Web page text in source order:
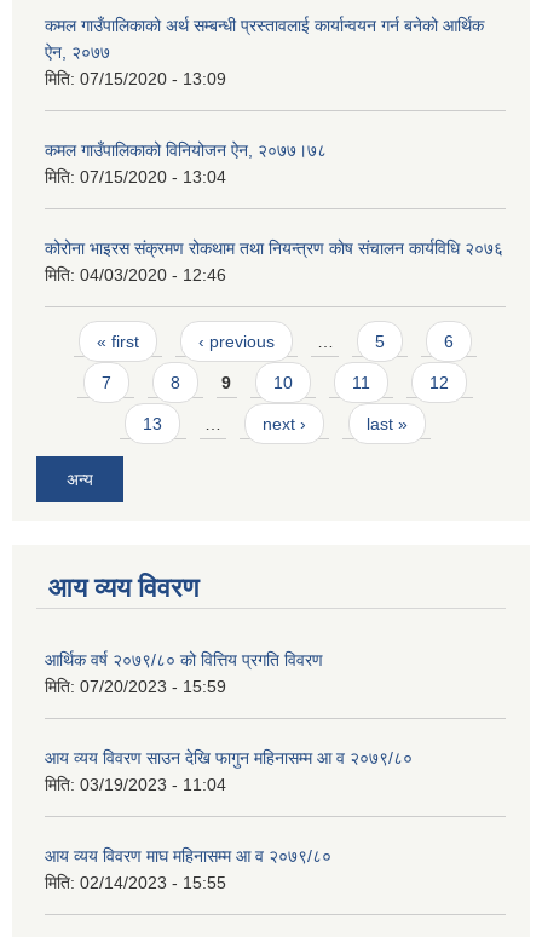
कमल गाउँपालिकाको अर्थ सम्बन्धी प्रस्तावलाई कार्यान्वयन गर्न बनेको आर्थिक
ऐन, २०७७
मिति: 07/15/2020 - 13:09
कमल गाउँपालिकाको विनियोजन ऐन, २०७७।७८
मिति: 07/15/2020 - 13:04
कोरोना भाइरस संक्रमण रोकथाम तथा नियन्त्रण काेष संचालन कार्यविधि २०७६
मिति: 04/03/2020 - 12:46
Pages
« first ‹ previous 5 6
7 8 9 10 11 12
13 next › last »
अन्य
आय व्यय विवरण
आर्थिक वर्ष २०७९/८० को वित्तिय प्रगति विवरण
मिति: 07/20/2023 - 15:59
आय व्यय विवरण साउन देखि फागुन महिनासम्म आ व २०७९/८०
मिति: 03/19/2023 - 11:04
आय व्यय विवरण माघ महिनासम्म आ व २०७९/८०
मिति: 02/14/2023 - 15:55